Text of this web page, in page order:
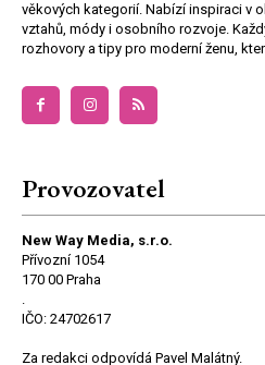
věkových kategorií. Nabízí inspiraci v
vztahů, módy i osobního rozvoje.
rozhovory a tipy pro moderní ženu,
Provozovatel
New Way Media, s.r.o.
Přívozní 1054
170 00 Praha
.
IČO: 24702617
Za redakci odpovídá Pavel Malátný.